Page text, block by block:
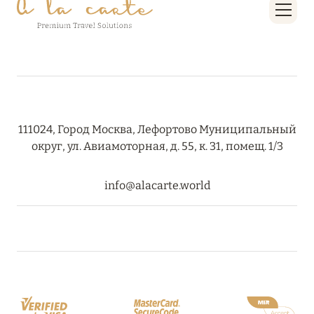
RIXOS PREMIUM SAADIYAT ISLAND ABU DHABI:
Подробнее
27 сентября 2024
HÔTEL BARRIÈRE LES NEIGES
HÔTEL BARRIÈRE LES NEIGES
111024, Город Москва, Лефортово Муниципальный
округ, ул. Авиамоторная, д. 55, к. 31, помещ. 1/3
info@alacarte.world